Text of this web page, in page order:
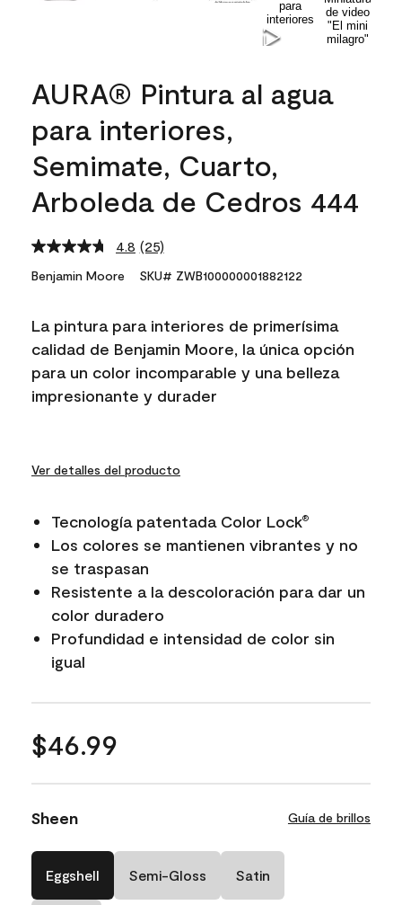
AURA® Pintura al agua
para interiores,
Semimate, Cuarto,
Arboleda de Cedros 444
4.8 Read
25
Reviews.
link.
(25)
Benjamin Moore SKU# ZWB100000001882122
La pintura para interiores de primerísima
calidad de Benjamin Moore, la única opción
para un color incomparable y una belleza
impresionante y durader
Ver detalles del producto
Tecnología patentada Color Lock®
Los colores se mantienen vibrantes y no
se traspasan
Resistente a la descoloración para dar un
color duradero
Profundidad e intensidad de color sin
igual
$46.99
Sheen Guía de brillos
Eggshell Semi-Gloss Satin